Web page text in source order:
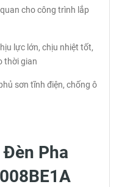
cho công trình lắp
lực lớn, chịu nhiệt tốt,
thời gian
sơn tĩnh điện, chống ô
Pha